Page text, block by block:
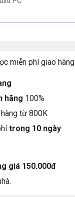
miễn phí giao hàng
hãng 100%
từ 800K
trong 10 ngày
giá 150.000đ